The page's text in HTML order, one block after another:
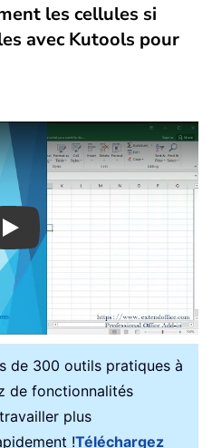
les cellules si
avec Kutools pour
Play
de 300 outils pratiques à
de fonctionnalités
plus
!Téléchargez